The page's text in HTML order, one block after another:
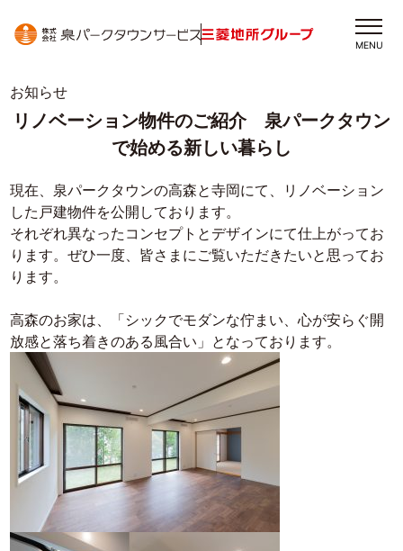
MENU
お知らせ
リノベーション物件のご紹介 泉パークタウン
で始める新しい暮らし
現在、泉パークタウンの高森と寺岡にて、リノベーション
した戸建物件を公開しております。
それぞれ異なったコンセプトとデザインにて仕上がってお
ります。ぜひ一度、皆さまにご覧いただきたいと思ってお
ります。
高森のお家は、「シックでモダンな佇まい、心が安らぐ開
放感と落ち着きのある風合い」となっております。